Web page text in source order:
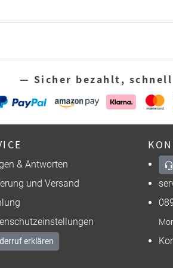
— Sicher bezahlt,
& Antworten
und Versand
erklären